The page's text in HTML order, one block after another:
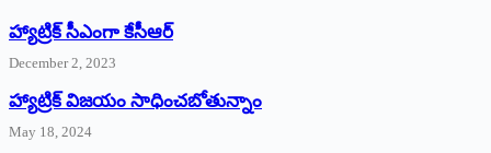
హ్యాట్రిక్‌ ‌సీఎంగా కేసీఆర్‌
December 2, 2023
హ్యాట్రిక్‌ విజయం సాధించబోతున్నాం
May 18, 2024